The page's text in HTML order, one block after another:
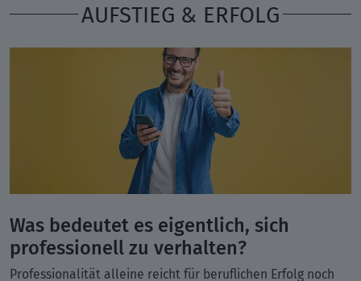
AUFSTIEG & ERFOLG
Was bedeutet es eigentlich, sich
professionell zu verhalten?
Professionalität alleine reicht für beruflichen Erfolg noch